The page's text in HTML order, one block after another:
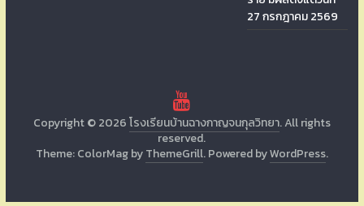
27 กรกฎาคม 2569
Copyright © 2026โรงเรียนบ้านฉางกาญจนกุลวิทยา. All rights
reserved.
Theme: ColorMag byThemeGrill. Powered byWordPress.